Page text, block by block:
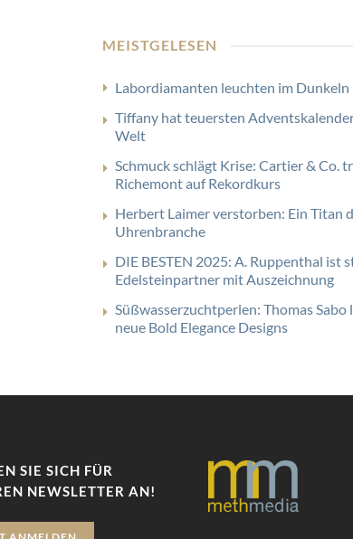
MEISTGELESEN
Labordiamanten leuchten im Dunkeln
Tiffany hat teuersten
Welt
Schmuck schlägt Krise: Cartier & Co.
Richemont auf Rekordkurs
Herbert Laimer verstorben: Ein Titan
Uhrenbranche
DIE BESTEN 2025: A. Ruppenthal ist
Edelsteinpartner mit Auszeichnung
Süßwasserzuchtperlen: Thomas Sabo
neue Bold Elegance Designs
SIE SICH FÜR
NEWSLETTER AN!